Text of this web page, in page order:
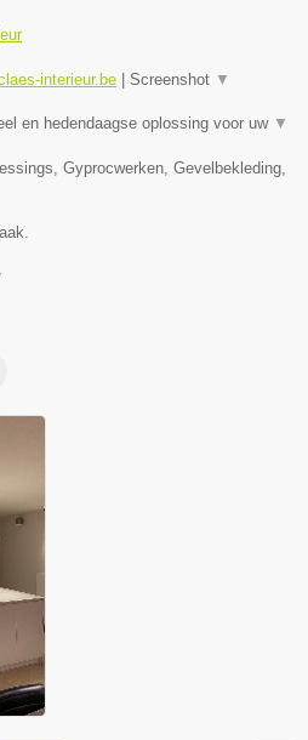
interieur.be | Screenshot ▼
en hedendaagse oplossing voor uw ▼
Gyprocwerken, Gevelbekleding,